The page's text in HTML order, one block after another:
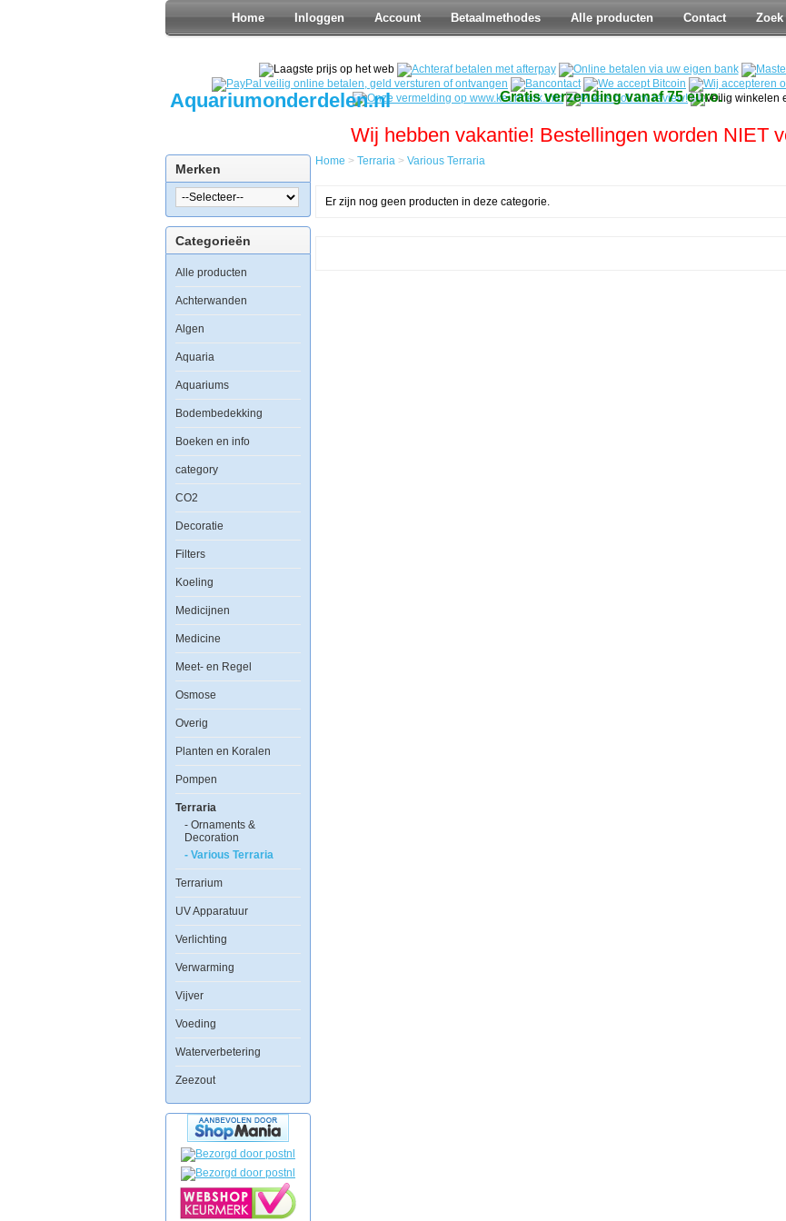
Home Inloggen Account Betaalmethodes Alle producten Contact Zoek
Aquariumonderdelen.nl Gratis verzending vanaf 75 euro.
Wij hebben vakantie! Bestellingen worden NIET
Merken
Categorieën
Alle producten
Achterwanden
Algen
Aquaria
Aquariums
Bodembedekking
Boeken en info
category
CO2
Decoratie
Filters
Koeling
Medicijnen
Medicine
Meet- en Regel
Osmose
Overig
Planten en Koralen
Pompen
Terraria
- Ornaments &
Decoration
- Various Terraria
Terrarium
UV Apparatuur
Verlichting
Verwarming
Vijver
Voeding
Waterverbetering
Zeezout
Home > Terraria > Various Terraria
Er zijn nog geen producten in deze categorie.